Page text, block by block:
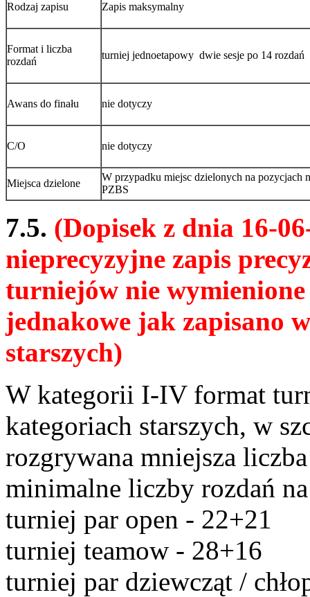
Rodzaj zapisu Zapis maksymalny
Format i liczba
rozdań
turniej jednoetapowy dwie sesje po 14 rozdań
Awans do finału nie dotyczy
C/O nie dotyczy
Miejsca dzielone
W przypadku miejsc dzielonych na pozycjach
PZBS
7.5. (Dopisek z dnia 16-
nieprecyzyjne zapis
turniejów nie
jednakowe jak zapisano
starszych)
W kategorii I-IV format
kategoriach starszych, w
rozgrywana mniejsza
minimalne liczby rozdań
turniej par open - 22+21
turniej teamow - 28+16
turniej par dziewcząt /